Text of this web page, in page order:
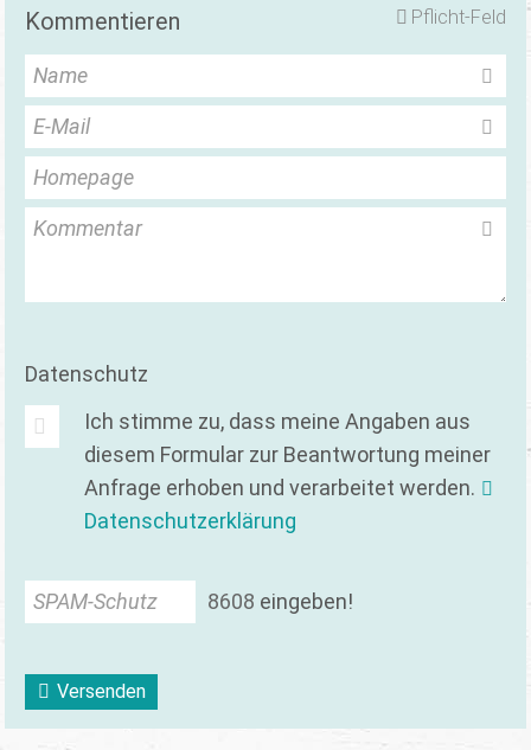
Pflicht-Feld
Kommentieren
Name
E-Mail
Homepage
Kommentar
Datenschutz
Ich stimme zu, dass meine Angaben aus
diesem Formular zur Beantwortung meiner
Anfrage erhoben und verarbeitet werden.
Datenschutzerklärung
SPAM-Schutz 8608 eingeben!
Versenden